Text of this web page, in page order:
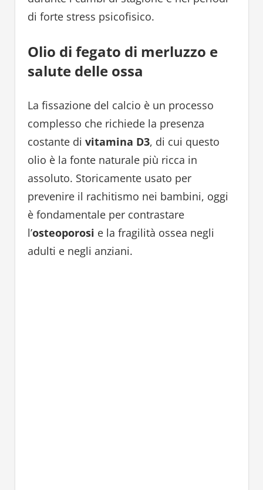
di forte stress psicofisico.
Olio di fegato di merluzzo e
salute delle ossa
La fissazione del calcio è un processo
complesso che richiede la presenza
costante di vitamina D3, di cui questo
olio è la fonte naturale più ricca in
assoluto. Storicamente usato per
prevenire il rachitismo nei bambini, oggi
è fondamentale per contrastare
l’osteoporosi e la fragilità ossea negli
adulti e negli anziani.